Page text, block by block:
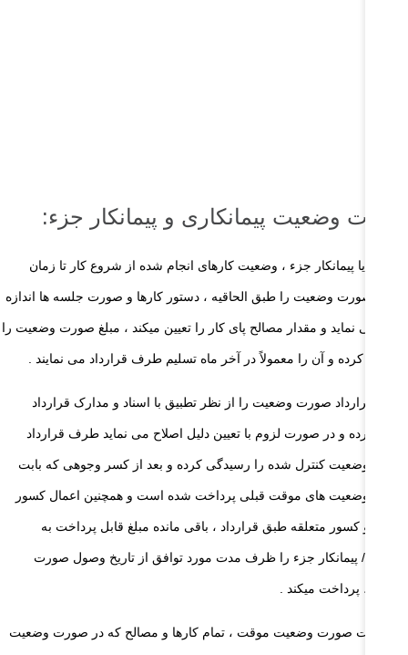
وضعیت پیمانکاری و پیمانکار جزء:
یا پیمانکار جزء ، وضعیت کارهای انجام شده از شروع کار تا زمان
صورت وضعیت را طبق الحاقیه ، دستور کارها و صورت جلسه ها اندازه
می نماید و مقدار مصالح پای کار را تعیین میکند ، مبلغ صورت وضعیت را
کرده و آن را معمولاً در آخر ماه تسلیم طرف قرارداد می نمایند .
قرارداد صورت وضعیت را از نظر تطبیق با اسناد و مدارک قرارداد
کرده و در صورت لزوم با تعیین دلیل اصلاح می نماید طرف قرارداد
وضعیت کنترل شده را رسیدگی کرده و بعد از کسر وجوهی که بابت
وضعیت های موقت قبلی پرداخت شده است و همچنین اعمال کسور
و کسور متعلقه طبق قرارداد ، باقی مانده مبلغ قابل پرداخت به
/ پیمانکار جزء را ظرف مدت مورد توافق از تاریخ وصول صورت
پرداخت میکند .
پرداخت صورت وضعیت موقت ، تمام کارها و مصالح که در صورت وضعیت